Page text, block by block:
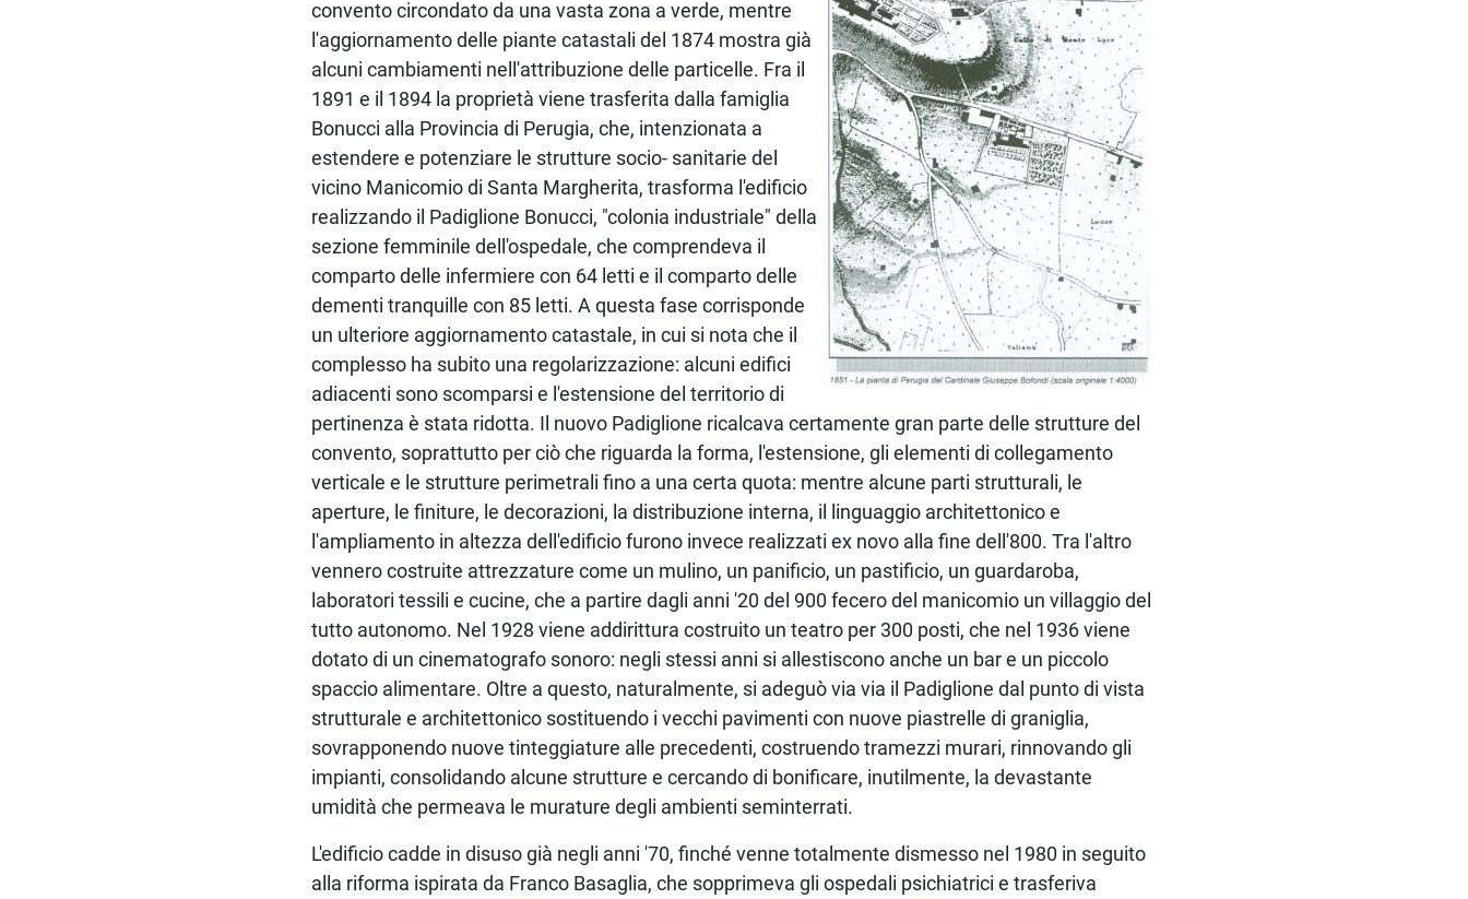
convento circondato da una vasta zona a verde, mentre
l'aggiornamento delle piante catastali del 1874 mostra già
alcuni cambiamenti nell'attribuzione delle particelle. Fra il
1891 e il 1894 la proprietà viene trasferita dalla famiglia
Bonucci alla Provincia di Perugia, che, intenzionata a
estendere e potenziare le strutture socio- sanitarie del
vicino Manicomio di Santa Margherita, trasforma l'edificio
realizzando il Padiglione Bonucci, "colonia industriale" della
sezione femminile dell'ospedale, che comprendeva il
comparto delle infermiere con 64 letti e il comparto delle
dementi tranquille con 85 letti. A questa fase corrisponde
un ulteriore aggiornamento catastale, in cui si nota che il
complesso ha subito una regolarizzazione: alcuni edifici
adiacenti sono scomparsi e l'estensione del territorio di
pertinenza è stata ridotta. Il nuovo Padiglione ricalcava certamente gran parte delle strutture del
convento, soprattutto per ciò che riguarda la forma, l'estensione, gli elementi di collegamento
verticale e le strutture perimetrali fino a una certa quota: mentre alcune parti strutturali, le
aperture, le finiture, le decorazioni, la distribuzione interna, il linguaggio architettonico e
l'ampliamento in altezza dell'edificio furono invece realizzati ex novo alla fine dell'800. Tra l'altro
vennero costruite attrezzature come un mulino, un panificio, un pastificio, un guardaroba,
laboratori tessili e cucine, che a partire dagli anni '20 del 900 fecero del manicomio un villaggio del
tutto autonomo. Nel 1928 viene addirittura costruito un teatro per 300 posti, che nel 1936 viene
dotato di un cinematografo sonoro: negli stessi anni si allestiscono anche un bar e un piccolo
spaccio alimentare. Oltre a questo, naturalmente, si adeguò via via il Padiglione dal punto di vista
strutturale e architettonico sostituendo i vecchi pavimenti con nuove piastrelle di graniglia,
sovrapponendo nuove tinteggiature alle precedenti, costruendo tramezzi murari, rinnovando gli
impianti, consolidando alcune strutture e cercando di bonificare, inutilmente, la devastante
umidità che permeava le murature degli ambienti seminterrati.
L'edificio cadde in disuso già negli anni '70, finché venne totalmente dismesso nel 1980 in seguito
alla riforma ispirata da Franco Basaglia, che sopprimeva gli ospedali psichiatrici e trasferiva